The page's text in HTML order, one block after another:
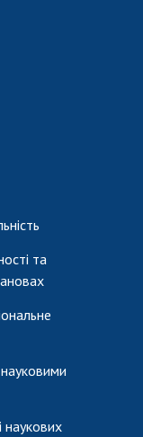
та
наукових